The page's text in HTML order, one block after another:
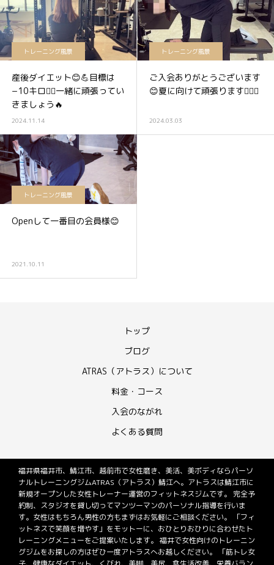
トレーニング風景
産後ダイエット😊💪目標は
−10キロ❤️‍🔥一緒に頑張ってい
きましょう🔥
2024.11.14
トレーニング風景
ご入会ありがとうございます
😊夏に向けて頑張ります🏋️‍♀️✨
2024.03.03
トレーニング風景
Openして一番目の会員様😊
2021.10.11
トップ
ブログ
ATRAS（アトラス）について
料金・コース
入会のながれ
よくある質問
福井県福井市、鯖江市、越前市で女性磨き、美活、美ボディならパーソ
ナルトレーニングジムATRAS（アトラス）鯖江へ。アトラスは鯖江市に
新規オープンした女性トレーナー運営のフィットネスジムです。 完全予
約制、スタジオを貸し切ってマンツーマンのパーソナル指導を行いま
す。女性はもちろん男性の方もまずはお気軽にご相談ください。 「フィ
ットネスで笑顔を増やす」をモットーに、おひとりおひりに合わせたト
レーニングメニューをご提案いたします。 福井で女性向けのトレーニン
グジムをお探しの方はぜひ一度アトラスへお越しください。 「筋トレ女